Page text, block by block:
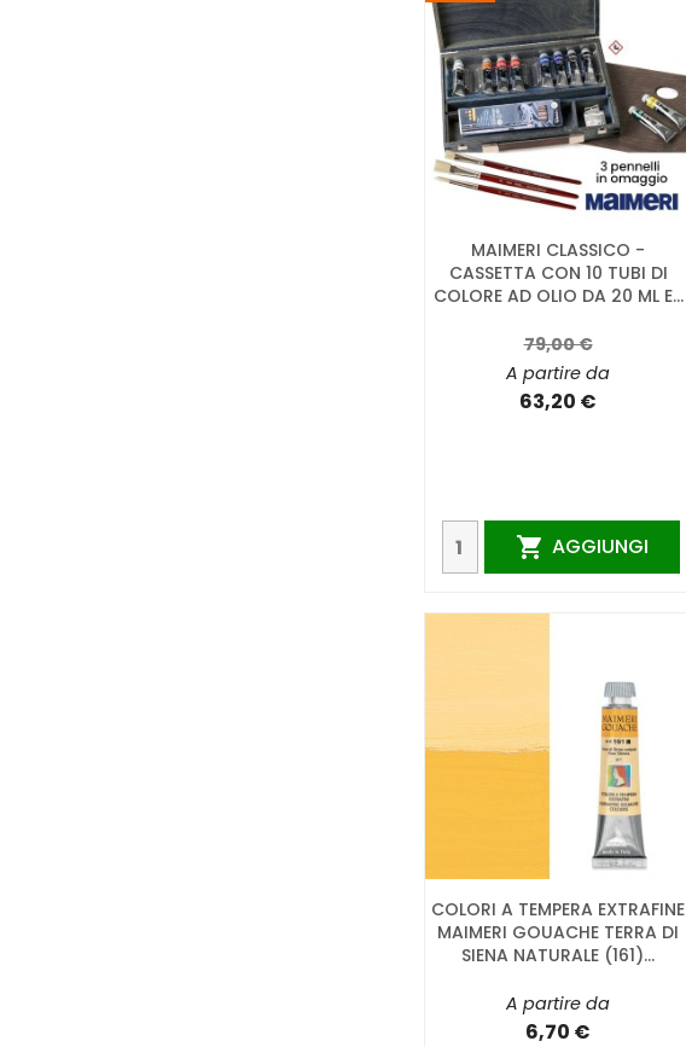
MAIMERI CLASSICO -
CASSETTA CON 10 TUBI DI
COLORE AD OLIO DA 20 ML E...
79,00 €
A partire da
63,20 €
 AGGIUNGI
COLORI A TEMPERA EXTRAFINE
MAIMERI GOUACHE TERRA DI
SIENA NATURALE (161)...
A partire da
6,70 €